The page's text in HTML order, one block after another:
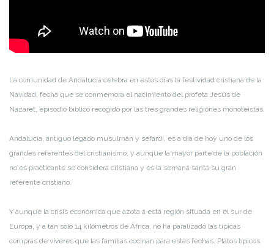
La comunidad de Andalucía celebra en estos días la festividad cristiana de la
Navidad, fecha que se conmemora el nacimiento del profeta Jesús de
Nazaret, episodio bíblico recogido por las tres grandes religiones monoteístas.
Andalucía, antiguo legado musulmán y sefardí, es a día de hoy uno de los
grandes referentes del cristianismo, y aunque la mayor parte de la población
no es practicante se considera cristiana y es la semana santa su gran
referente cristiano.
Y aunque la crisis económica que azota a esta región situada en el sur de
Europa, y a tan solo 14 kilómetros de África, no ha paralizado las típicas
compras de víveres que las familias cocinan para estas fechas. Platos típicos